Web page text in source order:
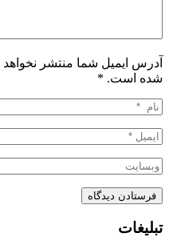
آدرس ایمیل شما منتشر
شده است. *
تبلیغات